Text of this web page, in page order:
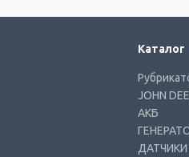
Каталог
JOHN
АКБ
ДАТЧИКИ